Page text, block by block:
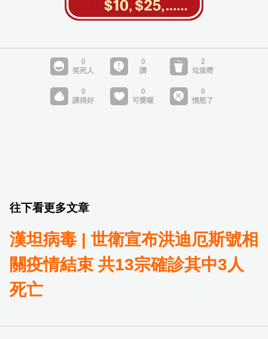
往下看更多文章
漢坦病毒 | 世衛宣布洪迪厄斯號相
關疫情結束 共13宗確診其中3人
死亡